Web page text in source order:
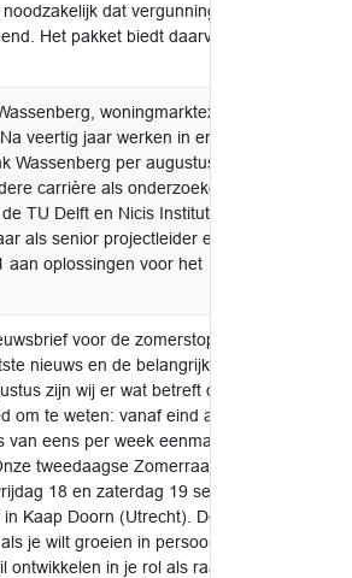
dat vergunningen
Het pakket biedt daarvoor
woningmarktexpert bij
veertig jaar werken in en aan de
Wassenberg per augustus 2026
carrière als onderzoeker bij de
TU Delft en Nicis Institute werkte
als senior projectleider en
aan oplossingen voor het
voor de zomerstop
nieuws en de belangrijkste
zijn wij er wat betreft de
om te weten: vanaf eind augustus
eens per week eenmaal per
tweedaagse Zomerraad komt
18 en zaterdag 19 september
Kaap Doorn (Utrecht). Deze
je wilt groeien in persoonlijk
in je rol als raadslid.